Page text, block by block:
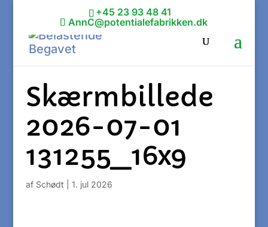
+45 23 93 48 41
AnnC@potentialefabrikken.dk
Skærmbillede
2026-07-01
131255_16x9
af Schødt 1. jul 2026